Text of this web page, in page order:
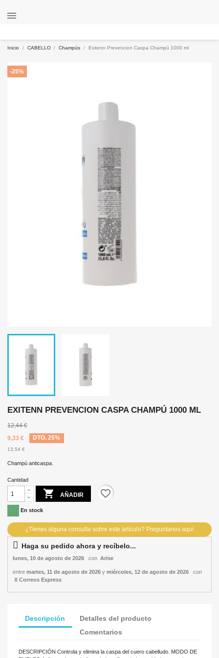

Inicio CABELLO Champús Exitenn Prevencion Caspa Champú 1000 ml
-25%
EXITENN PREVENCION CASPA CHAMPÚ 1000 ML
12,44 €
9,33 €
DTO. 25%
13,54 €
Champú anticaspa.
Cantidad
 AÑADIR
favorite_border
 En stock
Haga su pedido ahora y recíbelo...
lunes, 10 de agosto de 2026 con Arise
entre martes, 11 de agosto de 2026 y miércoles, 12 de agosto de 2026
con
X Correos Express
Descripción
Detalles del producto
Comentarios
DESCRIPCIÓN Controla y elimina la caspa del cuero cabelludo. MODO DE